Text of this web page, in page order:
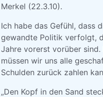
Merkel (22.3.10).
Ich habe das Gefühl, dass
gewandte Politik verfolgt,
Jahre vorerst vorüber
müssen wir uns alle
Schulden zurück zahlen
„Den Kopf in den Sand